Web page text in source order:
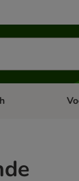
& Zubehör
Menü öffnen: